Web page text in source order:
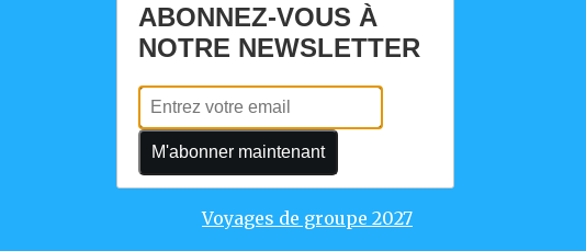
Intro
Voyages individuels
Voyages de groupe 2025
Voyages de groupe 2026
Voyages de groupe 2027
ABONNEZ-VOUS À
NOTRE NEWSLETTER
M'abonner maintenant